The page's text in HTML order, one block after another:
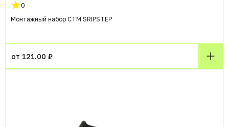
0
Монтажный набор СТМ SRIPSTEP
от 121.00 ₽